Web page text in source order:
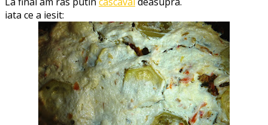
iata ce a iesit: